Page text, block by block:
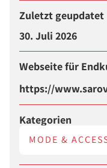
Zuletzt geupdatet
30. Juli 2026
Webseite für
https://
Kategorien
MODE &